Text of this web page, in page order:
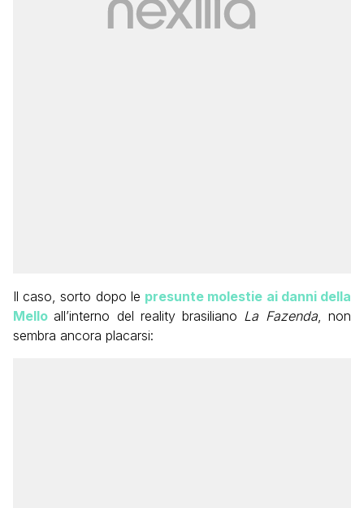
Il caso, sorto dopo le presunte molestie ai danni della
Mello all’interno del reality brasiliano La Fazenda, non
sembra ancora placarsi: